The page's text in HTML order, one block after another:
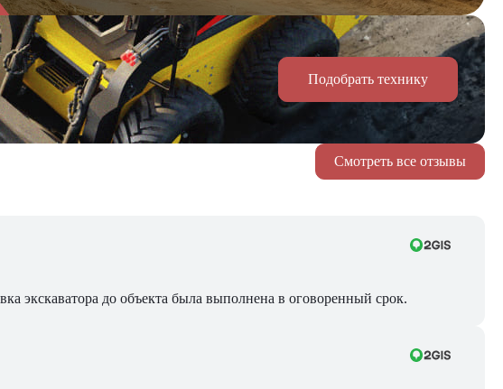
Подобрать технику
Смотреть все отзывы
экскаватора до объекта была выполнена в оговоренный срок.